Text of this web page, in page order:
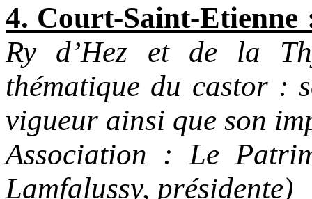
4. Court-Saint-Etienne
Ry d’Hez et de la
thématique du castor :
vigueur ainsi que son
Association : Le
Lamfalussy, présidente)